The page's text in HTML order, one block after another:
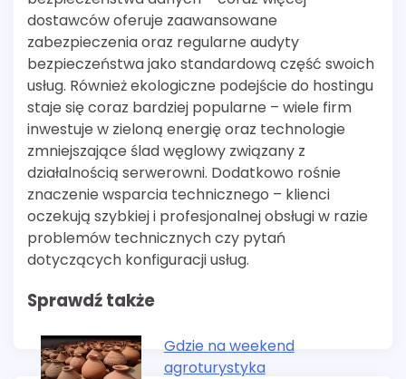
dostawców oferuje zaawansowane
zabezpieczenia oraz regularne audyty
bezpieczeństwa jako standardową część swoich
usług. Również ekologiczne podejście do hostingu
staje się coraz bardziej popularne – wiele firm
inwestuje w zieloną energię oraz technologie
zmniejszające ślad węglowy związany z
działalnością serwerowni. Dodatkowo rośnie
znaczenie wsparcia technicznego – klienci
oczekują szybkiej i profesjonalnej obsługi w razie
problemów technicznych czy pytań
dotyczących konfiguracji usług.
Sprawdź także
Gdzie na weekend
agroturystyka